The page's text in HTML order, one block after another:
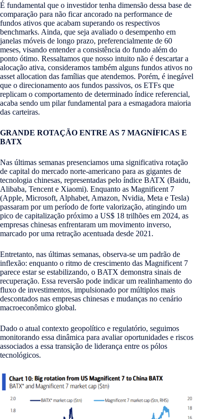
É fundamental que o investidor tenha dimensão dessa base de
comparação para não ficar ancorado na performance de
fundos ativos que acabam superando os respectivos
benchmarks. Ainda, que seja avaliado o desempenho em
janelas móveis de longo prazo, preferencialmente de 60
meses, visando entender a consistência do fundo além do
ponto ótimo. Ressaltamos que nosso intuito não é descartar a
alocação ativa, consideramos também alguns fundos ativos no
asset allocation das famílias que atendemos. Porém, é inegável
que o direcionamento aos fundos passivos, os ETFs que
replicam o comportamento de determinado índice referencial,
acaba sendo um pilar fundamental para a esmagadora maioria
das carteiras.
GRANDE ROTAÇÃO ENTRE AS 7 MAGNÍFICAS E
BATX
Nas últimas semanas presenciamos uma significativa rotação
de capital do mercado norte-americano para as gigantes de
tecnologia chinesas, representadas pelo índice BATX (Baidu,
Alibaba, Tencent e Xiaomi). Enquanto as Magnificent 7
(Apple, Microsoft, Alphabet, Amazon, Nvidia, Meta e Tesla)
passaram por um período de forte valorização, atingindo um
pico de capitalização próximo a US$ 18 trilhões em 2024, as
empresas chinesas enfrentaram um movimento inverso,
marcado por uma retração acentuada desde 2021.
Entretanto, nas últimas semanas, observa-se um padrão de
inflexão: enquanto o ritmo de crescimento das Magnificent 7
parece estar se estabilizando, o BATX demonstra sinais de
recuperação. Essa reversão pode indicar um realinhamento do
fluxo de investimentos, impulsionado por múltiplos mais
descontados nas empresas chinesas e mudanças no cenário
macroeconômico global.
Dado o atual contexto geopolítico e regulatório, seguimos
monitorando essa dinâmica para avaliar oportunidades e riscos
associados a essa transição de liderança entre os pólos
tecnológicos.